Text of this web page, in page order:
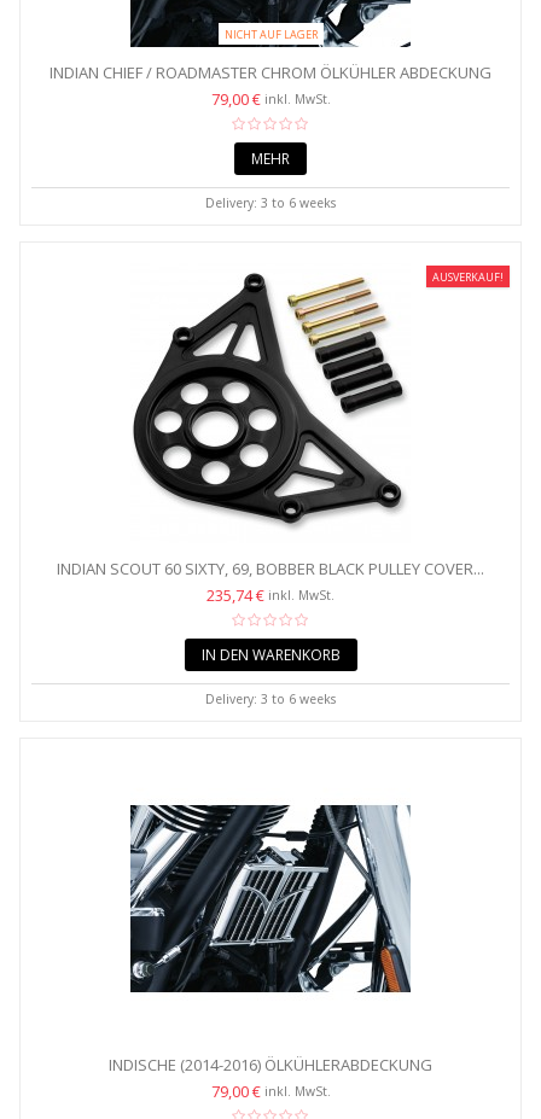
NICHT AUF LAGER
INDIAN CHIEF / ROADMASTER CHROM ÖLKÜHLER ABDECKUNG
GRILL...
79,00 € inkl. MwSt.
MEHR
Delivery: 3 to 6 weeks
AUSVERKAUF!
INDIAN SCOUT 60 SIXTY, 69, BOBBER BLACK PULLEY COVER...
235,74 € inkl. MwSt.
IN DEN WARENKORB
Delivery: 3 to 6 weeks
INDISCHE (2014-2016) ÖLKÜHLERABDECKUNG
79,00 € inkl. MwSt.